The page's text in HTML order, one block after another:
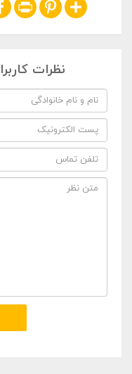
Share
Pinterest
Print
نظرات